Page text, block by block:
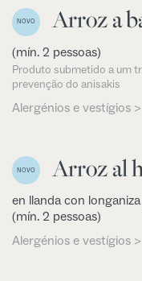
NOVO Arroz a
(mín. 2 pessoas)
Produto submetido a um
prevenção do anisakis
Alergénios e vestígios >
NOVO Arroz al
en llanda con
(mín. 2 pessoas)
Alergénios e vestígios >